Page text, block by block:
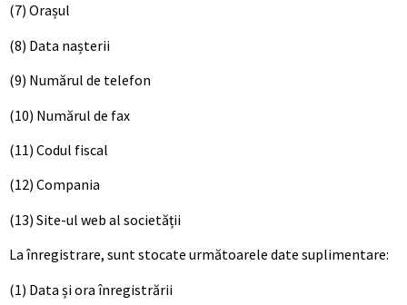
(7) Orașul
(8) Data nașterii
(9) Numărul de telefon
(10) Numărul de fax
(11) Codul fiscal
(12) Compania
(13) Site-ul web al societății
La înregistrare, sunt stocate următoarele date suplimentare:
(1) Data și ora înregistrării